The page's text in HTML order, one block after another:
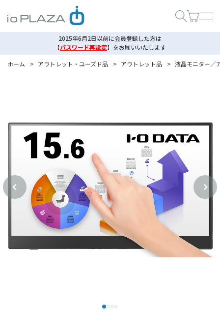
2025年6月2日以前に会員登録した方は
【パスワード再設定】 をお願いいたします
ホーム
> アウトレット・ユーズド品 > アウトレット品 > 液晶モニター／